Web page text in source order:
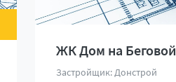
ЖК Дом на Беговой
Застройщик: Донстрой